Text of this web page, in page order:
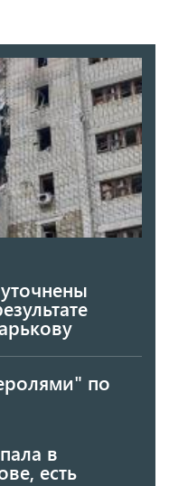
по
в
есть